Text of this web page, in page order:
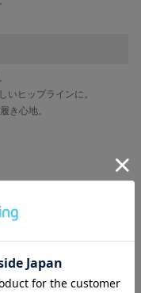
いヒップラインに。
き心地。